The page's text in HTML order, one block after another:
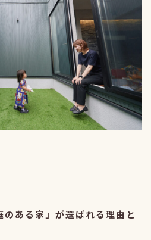
ある家」が選ばれる理由と